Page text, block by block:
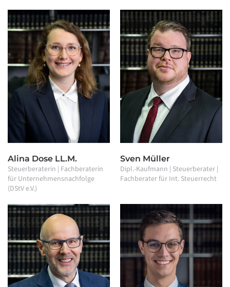
Alina Dose LL.M.
Steuerberaterin | Fachberaterin
für Unternehmensnachfolge
(DStV e.V.)
Sven Müller
Dipl.-Kaufmann | Steuerberater |
Fachberater für Int. Steuerrecht